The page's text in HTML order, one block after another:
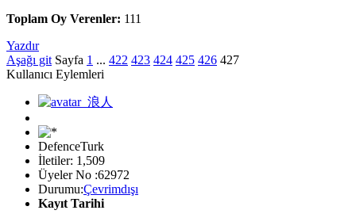
Toplam Oy Verenler: 111
Yazdır
Aşağı git Sayfa 1 ... 422 423 424 425 426 427
Kullanıcı Eylemleri
DefenceTurk
İletiler: 1,509
Üyeler No :62972
Durumu:Çevrimdışı
Kayıt Tarihi